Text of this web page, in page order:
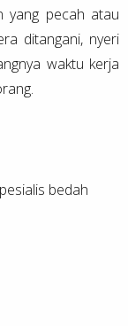
yang pecah atau
ditangani, nyeri
waktu kerja
bedah